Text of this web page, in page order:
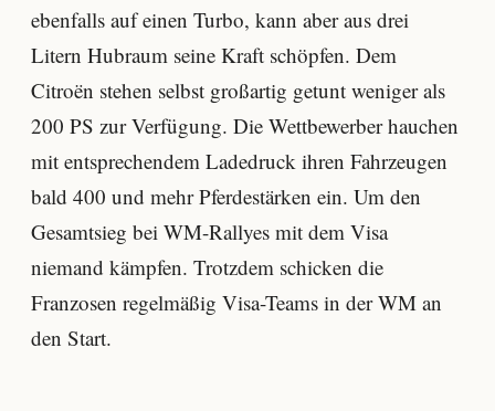
ebenfalls auf einen Turbo, kann aber aus drei
Litern Hubraum seine Kraft schöpfen. Dem
Citroën stehen selbst großartig getunt weniger als
200 PS zur Verfügung. Die Wettbewerber hauchen
mit entsprechendem Ladedruck ihren Fahrzeugen
bald 400 und mehr Pferdestärken ein. Um den
Gesamtsieg bei WM-Rallyes mit dem Visa
niemand kämpfen. Trotzdem schicken die
Franzosen regelmäßig Visa-Teams in der WM an
den Start.